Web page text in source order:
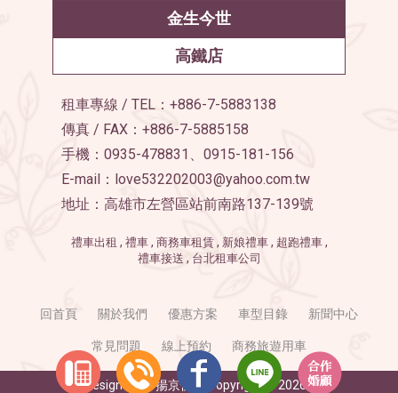
金生今世
高鐵店
租車專線 / TEL：+886-7-5883138
傳真 / FAX：+886-7-5885158
手機：0935-478831、0915-181-156
E-mail：love532202003@yahoo.com.tw
地址：高雄市左營區站前南路137-139號
禮車出租 禮車 商務車租賃 新娘禮車
超跑禮車
禮車接送
台北租車公司
回首頁 關於我們 優惠方案 車型目錄 新聞中心
常見問題 線上預約 商務旅遊用車
Designed by揚京快客 Copyright © 2026..